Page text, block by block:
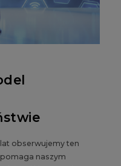
obserwujemy ten
naszym